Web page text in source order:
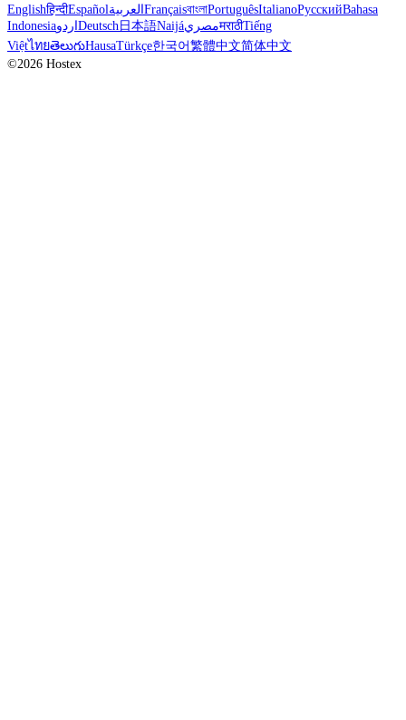
Englishहिन्दीEspañolالعربيةFrançaisবাংলাPortuguêsItalianoРусскийBahasa
IndonesiaاردوDeutsch日本語NaijáمصريमराठीTiếng
ViệtไทยతెలుగుHausaTürkçe한국어繁體中文简体中文
©2026 Hostex